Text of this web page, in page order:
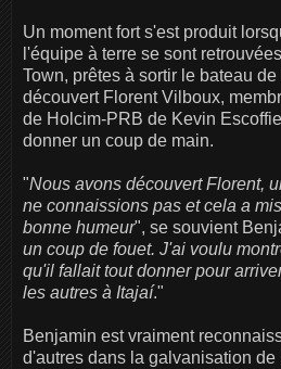
Un moment fort s'est produit
l'équipe à terre se sont
Town, prêtes à sortir le bateau
découvert Florent Vilboux,
de Holcim-PRB de Kevin
donner un coup de main.
"Nous avons découvert Florent,
ne connaissions pas et cela a
bonne humeur", se souvient
un coup de fouet. J'ai voulu
qu'il fallait tout donner pour
les autres à Itajaí."
Benjamin est vraiment
d'autres dans la galvanisation